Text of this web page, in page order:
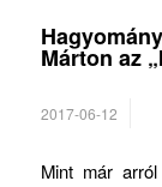
Márton az
2017-06-12
Mint már